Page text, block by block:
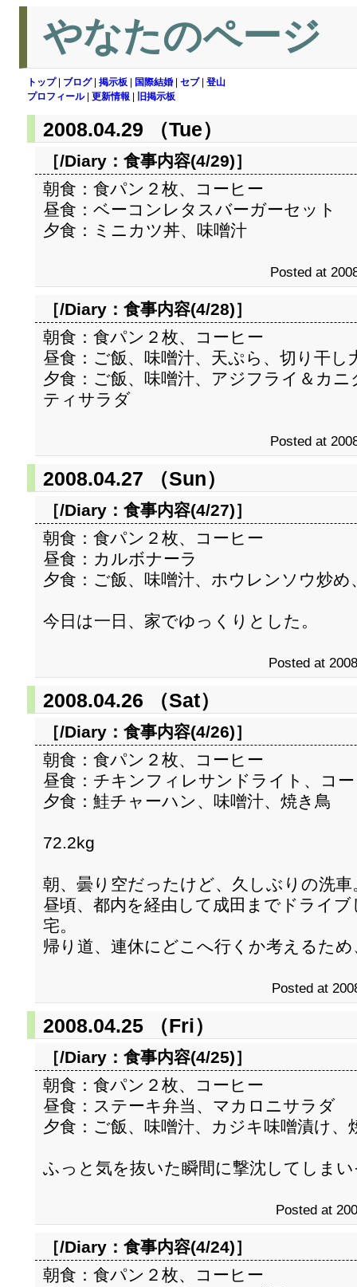
やなたのページ
トップ| ブログ| 掲示板 国際結婚 セブ| 登山
プロフィール| 更新情報 旧掲示板
2008.04.29 （Tue）
［/Diary： 食事内容(4/29)］
朝食：食パン２枚、コーヒー
昼食：ベーコンレタスバーガーセット
夕食：ミニカツ丼、味噌汁
Posted at
［/Diary： 食事内容(4/28)］
朝食：食パン２枚、コーヒー
昼食：ご飯、味噌汁、天ぷら、切り干し
夕食：ご飯、味噌汁、アジフライ＆カ
ティサラダ
Posted at
2008.04.27 （Sun）
［/Diary： 食事内容(4/27)］
朝食：食パン２枚、コーヒー
昼食：カルボナーラ
夕食：ご飯、味噌汁、ホウレンソウ炒
今日は一日、家でゆっくりとした。
Posted at
2008.04.26 （Sat）
［/Diary： 食事内容(4/26)］
朝食：食パン２枚、コーヒー
昼食：チキンフィレサンドライト、コ
夕食：鮭チャーハン、味噌汁、焼き鳥
72.2kg
朝、曇り空だったけど、久しぶりの洗車
昼頃、都内を経由して成田までドライ
宅。
帰り道、連休にどこへ行くか考えるた
Posted at
2008.04.25 （Fri）
［/Diary： 食事内容(4/25)］
朝食：食パン２枚、コーヒー
昼食：ステーキ弁当、マカロニサラダ
夕食：ご飯、味噌汁、カジキ味噌漬け、
ふっと気を抜いた瞬間に撃沈してしま
Posted at
［/Diary： 食事内容(4/24)］
朝食：食パン２枚、コーヒー